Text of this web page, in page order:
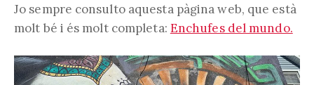
Jo sempre consulto aquesta pàgina web, que està
molt bé i és molt completa: Enchufes del mundo.